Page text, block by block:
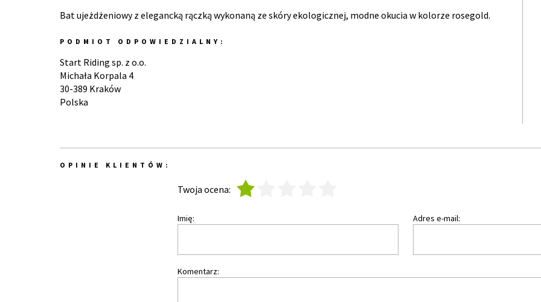
Bat ujeżdżeniowy z elegancką rączką wykonaną ze skóry ekologicznej, modne okucia w kolorze rosegold.
PODMIOT ODPOWIEDZIALNY:
Start Riding sp. z o.o.
Michała Korpala 4
30-389 Kraków
Polska
OPINIE KLIENTÓW:
Twoja ocena:
Imię: Adres e-mail:
Komentarz: